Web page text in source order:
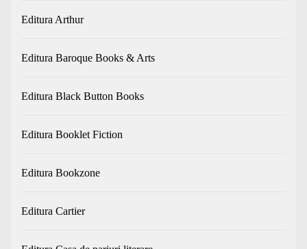
Editura Arthur
Editura Baroque Books & Arts
Editura Black Button Books
Editura Booklet Fiction
Editura Bookzone
Editura Cartier